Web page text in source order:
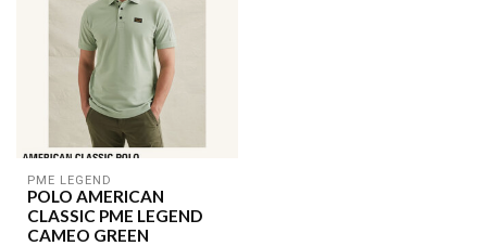
PME LEGEND
POLO AMERICAN
CLASSIC PME LEGEND
CAMEO GREEN